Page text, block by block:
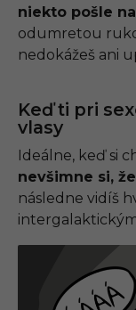
niekto pošle
odumretou
nedokážeš ani
Keď ti pri
vlasy
Ideálne, keď si
nevšimne si,
následne vidíš